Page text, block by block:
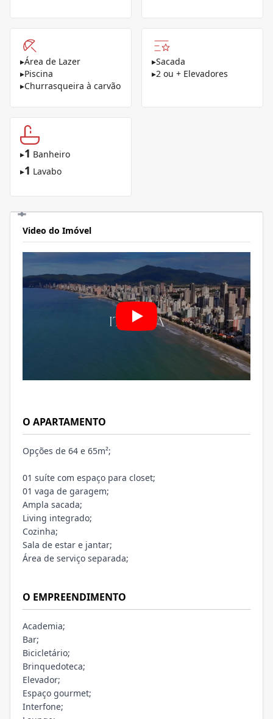
▸Área de Lazer
▸Piscina
▸Churrasqueira à carvão
▸Sacada
▸2 ou + Elevadores
▸1 Banheiro
▸1 Lavabo
Video do Imóvel
O APARTAMENTO
Opções de 64 e 65m²;
01 suíte com espaço para closet;
01 vaga de garagem;
Ampla sacada;
Living integrado;
Cozinha;
Sala de estar e jantar;
Área de serviço separada;
O EMPREENDIMENTO
Academia;
Bar;
Bicicletário;
Brinquedoteca;
Elevador;
Espaço gourmet;
Interfone;